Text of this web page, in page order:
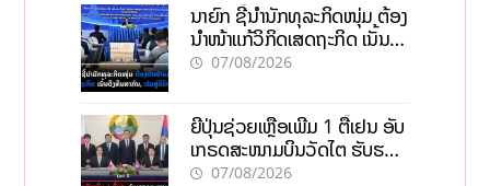
ນາຍົກ ຊີ້ນຳນັກທຸລະກິດໜຸ່ມ ຕ້ອງ
ນຳໜ້າແກ້ວິກິດເສດຖະກິດ ເນັ້ນດຶງ
ທຶນສາກົນ, ຫັນສູ່ດິຈິຕອນ
07/08/2026
ຍີ່ປຸ່ນຊ່ວຍເຫຼືອເພີ່ມ 1 ຕື້ເຢນ ອັບ
ເກຣດສະໜາມບິນວັດໄຕ ຮັບຮອງ
ການເຕີບໂຕ
07/08/2026